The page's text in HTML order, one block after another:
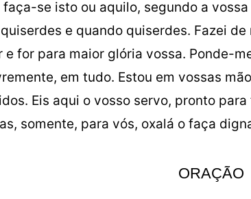
faça-se isto ou aquilo, segundo a
e quando quiserdes. Fazei
e for para maior glória vossa. Ponde-
em tudo. Estou em vossas
Eis aqui o vosso servo, pronto
somente, para vós, oxalá o faça
ORAÇÃO